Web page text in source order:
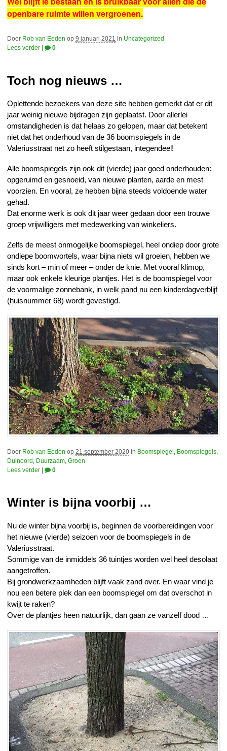
openbare ruimte willen vergroenen.
Door Rob van Eeden op 9 januari 2021 in Uncategorized
Lees verder
0
Toch nog nieuws …
Oplettende bezoekers van deze site hebben gemerkt dat er dit
jaar weinig nieuwe bijdragen zijn geplaatst. Door allerlei
omstandigheden is dat helaas zo gelopen, maar dat betekent
niet dat het onderhoud van de 36 boomspiegels in de
Valeriusstraat net zo heeft stilgestaan, integendeel!
Alle boomspiegels zijn ook dit (vierde) jaar goed onderhouden:
opgeruimd en gesnoeid, van nieuwe planten, aarde en mest
voorzien. En vooral, ze hebben bijna steeds voldoende water
gehad.
Dat enorme werk is ook dit jaar weer gedaan door een trouwe
groep vrijwilligers met medewerking van winkeliers.
Zelfs de meest onmogelijke boomspiegel, heel ondiep door grote
ondiepe boomwortels, waar bijna niets wil groeien, hebben we
sinds kort – min of meer – onder de knie. Met vooral klimop,
maar ook enkele kleurige plantjes. Het is de boomspiegel voor
de voormalige zonnebank, in welk pand nu een kinderdagverblijf
(huisnummer 68) wordt gevestigd.
Door Rob van Eeden op 21 september 2020 in Boomspiegel, Boomspiegels,
Duinoord, Duurzaam, Groen
Lees verder | 0
Winter is bijna voorbij …
Nu de winter bijna voorbij is, beginnen de voorbereidingen voor
het nieuwe (vierde) seizoen voor de boomspiegels in de
Valeriusstraat.
Sommige van de inmiddels 36 tuintjes worden wel heel desolaat
aangetroffen.
Bij grondwerkzaamheden blijft vaak zand over. En waar vind je
nou een betere plek dan een boomspiegel om dat overschot in
kwijt te raken?
Over de plantjes heen natuurlijk, dan gaan ze vanzelf dood …